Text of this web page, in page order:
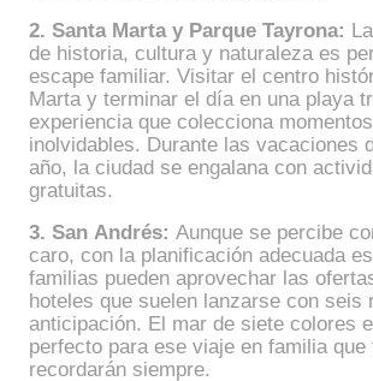
2. Santa Marta y Parque Tayrona:
de historia, cultura y naturaleza es
escape familiar. Visitar el centro
Marta y terminar el día en una playa
experiencia que colecciona
inolvidables. Durante las vacaciones
año, la ciudad se engalana con
gratuitas.
3. San Andrés: Aunque se percibe
caro, con la planificación adecuada
familias pueden aprovechar las
hoteles que suelen lanzarse con seis
anticipación. El mar de siete colores
perfecto para ese viaje en familia que
recordarán siempre.